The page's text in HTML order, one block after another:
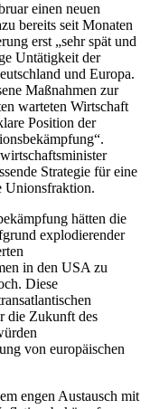
einen neuen
bereits seit Monaten
erst „sehr spät und
Untätigkeit der
und Europa.
Maßnahmen zur
warteten Wirtschaft
Position der
Strategie für eine
Unionsfraktion.
hätten die
explodierender
in den USA zu
Diese
die Zukunft des
von europäischen
engen Austausch mit